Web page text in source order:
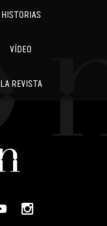
HISTORIAS
VÍDEO
LA REVISTA